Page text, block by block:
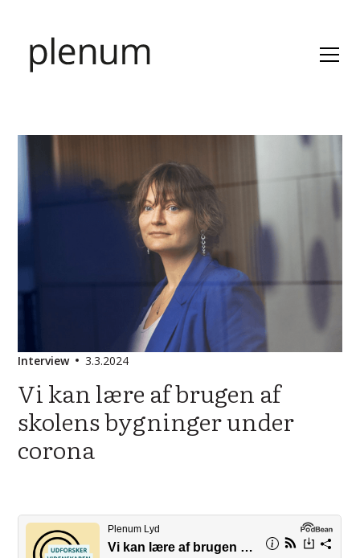
Interview 3.3.2024
Vi kan lære af brugen af
skolens bygninger under
corona